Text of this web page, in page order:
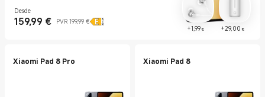
Desde
159,99 €
Current Price €159.99PVR 199,99 €
Precio de mercado 199,99 €
+1,99 € Current Price €1.99
+29,00 €
Xiaomi Pad 8 Pro Xiaomi Pad 8